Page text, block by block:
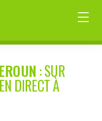
: SUR
DIRECT À